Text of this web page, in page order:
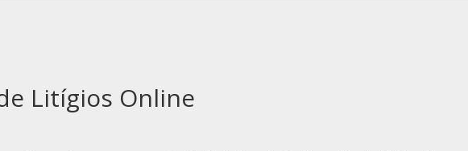
Litígios Online